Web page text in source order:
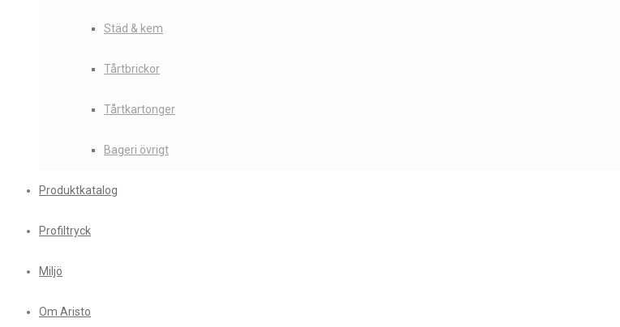
Städ & kem
Tårtbrickor
Tårtkartonger
Bageri övrigt
Produktkatalog
Profiltryck
Miljö
Om Aristo